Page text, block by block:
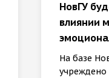
НовГУ
влиянии
На базе
учреждено